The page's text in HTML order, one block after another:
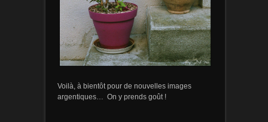
Voilà, à bientôt pour de nouvelles images
argentiques… On y prends goût !